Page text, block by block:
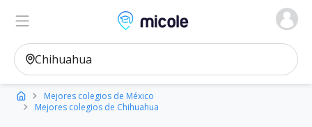
Micole, buscador de colegios
Ver en el mapa
Mejores colegios de México
Mejores colegios de Chihuahua